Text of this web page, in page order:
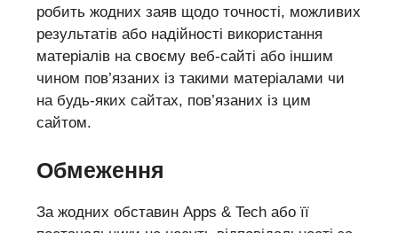
робить жодних заяв щодо точності, можливих
результатів або надійності використання
матеріалів на своєму веб-сайті або іншим
чином пов’язаних із такими матеріалами чи
на будь-яких сайтах, пов’язаних із цим
сайтом.
Обмеження
За жодних обставин Apps & Tech або її